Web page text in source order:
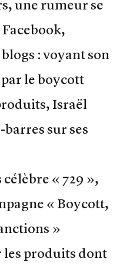
une rumeur se
: voyant son
le boycott
Israël
sur ses
« 729 »,
« Boycott,
»
produits dont